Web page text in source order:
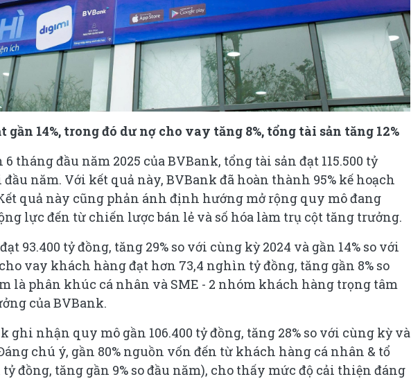
14%, trong đó dư nợ cho vay tăng 8%, tổng tài sản tăng 12%
tháng đầu năm 2025 của BVBank, tổng tài sản đạt 115.500 tỷ
đầu năm. Với kết quả này, BVBank đã hoàn thành 95% kế hoạch
quả này cũng phản ánh định hướng mở rộng quy mô đang
lực đến từ chiến lược bán lẻ và số hóa làm trụ cột tăng trưởng.
93.400 tỷ đồng, tăng 29% so với cùng kỳ 2024 và gần 14% so với
vay khách hàng đạt hơn 73,4 nghìn tỷ đồng, tăng gần 8% so
là phân khúc cá nhân và SME - 2 nhóm khách hàng trọng tâm
của BVBank.
ghi nhận quy mô gần 106.400 tỷ đồng, tăng 28% so với cùng kỳ và
chú ý, gần 80% nguồn vốn đến từ khách hàng cá nhân & tổ
đồng, tăng gần 9% so đầu năm), cho thấy mức độ cải thiện đáng